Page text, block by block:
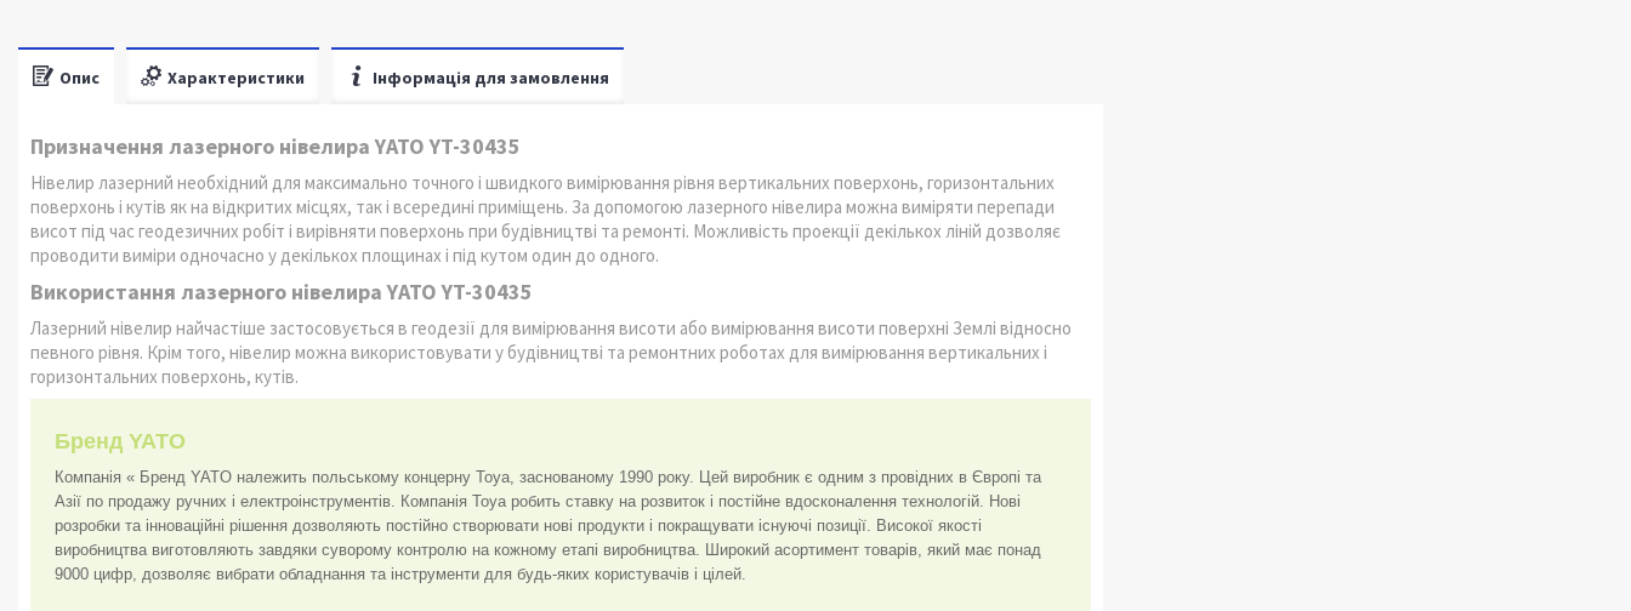
Опис Характеристики Інформація для замовлення
Призначення лазерного нівелира YATO YT-30435
Нівелир лазерний необхідний для максимально точного і швидкого вимірювання рівня вертикальних поверхонь, горизонтальних
поверхонь і кутів як на відкритих місцях, так і всередині приміщень. За допомогою лазерного нівелира можна виміряти перепади
висот під час геодезичних робіт і вирівняти поверхонь при будівництві та ремонті. Можливість проекції декількох ліній дозволяє
проводити виміри одночасно у декількох площинах і під кутом один до одного.
Використання лазерного нівелира YATO YT-30435
Лазерний нівелир найчастіше застосовується в геодезії для вимірювання висоти або вимірювання висоти поверхні Землі відносно
певного рівня. Крім того, нівелир можна використовувати у будівництві та ремонтних роботах для вимірювання вертикальних і
горизонтальних поверхонь, кутів.
Бренд YATO
Компанія « Бренд YATO належить польському концерну Toya, заснованому 1990 року. Цей виробник є одним з провідних в Європі та
Азії по продажу ручних і електроінструментів. Компанія Toya робить ставку на розвиток і постійне вдосконалення технологій. Нові
розробки та інноваційні рішення дозволяють постійно створювати нові продукти і покращувати існуючі позиції. Високої якості
виробництва виготовляють завдяки суворому контролю на кожному етапі виробництва. Широкий асортимент товарів, який має понад
9000 цифр, дозволяє вибрати обладнання та інструменти для будь-яких користувачів і цілей.